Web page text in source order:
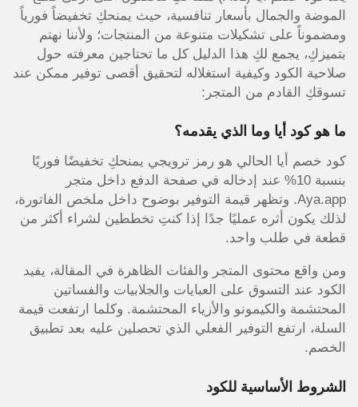
الموضة والجمال بأسعار تنافسية، حيث يمنحكِ تخفيضاً فورياً
ومضموناً على تشكيلات متنوعة من المنتجات؛ ولأننا نهتم
بتميزكِ، يجمع لكِ هذا الدليل كل ما تحتاجين معرفته حول
صلاحية الكود وكيفية استغلاله لتحقيق أقصى توفير ممكن عند
تسوقكِ القادم من المتجر:
ما هو كود أيا وما الذي يقدمه؟
كود خصم أيا الحالي هو رمز ترويجي يمنحكِ تخفيضًا فوريًا
بنسبة 10% عند إدخاله في صفحة الدفع داخل متجر
Aya.app. وتظهر قيمة التوفير بوضوح داخل ملخص الفاتورة،
لذلك يكون أثره عمليًا جدًا إذا كنتِ تخططين لشراء أكثر من
قطعة في طلب واحد.
ومن واقع محتوى المتجر والفئات الظاهرة في المقالة، يفيد
الكود عند التسوق على العبايات والجلابيات والفساتين
المحتشمة والكيمونو والأزياء المحتشمة. وكلما ارتفعت قيمة
السلة، ارتفع التوفير الفعلي الذي تحصلين عليه بعد تطبيق
الخصم.
الشروط الأساسية للكود